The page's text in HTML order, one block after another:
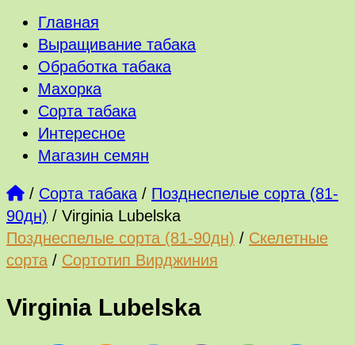
Главная
Выращивание табака
Обработка табака
Махорка
Сорта табака
Интересное
Магазин семян
/ Сорта табака / Позднеспелые сорта (81-
90дн) / Virginia Lubelska
Позднеспелые сорта (81-90дн) / Скелетные
сорта / Сортотип Вирджиния
Virginia Lubelska